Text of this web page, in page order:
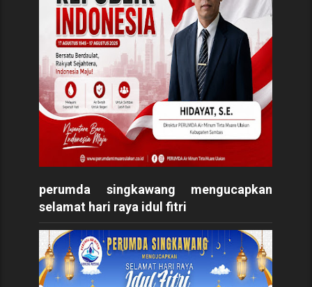
perumda singkawang mengucapkan
selamat hari raya idul fitri